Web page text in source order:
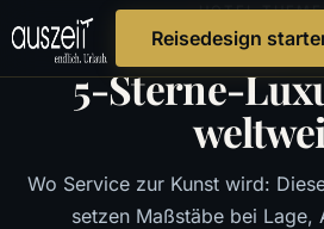
Reisedesign
HOTEL-
5-Sterne-
Wo Service zur Kunst wird:
setzen Maßstäbe bei Lage,